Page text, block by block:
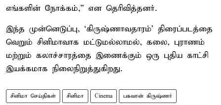
எங்களின் நோக்கம்,” என தெரிவித்தனர்.
இந்த முன்னெடுப்பு, ‘கிருஷ்ணாவதாரம்’ திரைப்படத்தை
வெறும் சினிமாவாக மட்டுமல்லாமல், கலை, புராணம்
மற்றும் கலாச்சாரத்தை இணைக்கும் ஒரு புதிய காட்சி
இயக்கமாக நிலைநிறுத்துகிறது.
சினிமா செய்திகள் சினிமா Cinema பகவான் கிருஷ்ணர்